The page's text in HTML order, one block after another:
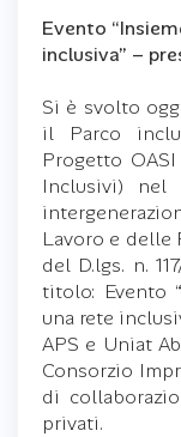
Evento
inclusiva” –
Si è svolto
il Parco
Progetto
Inclusivi) nel
Lavoro e delle
del D.lgs. n.
titolo: Evento
una rete
APS e Uniat
Consorzio
di
privati.